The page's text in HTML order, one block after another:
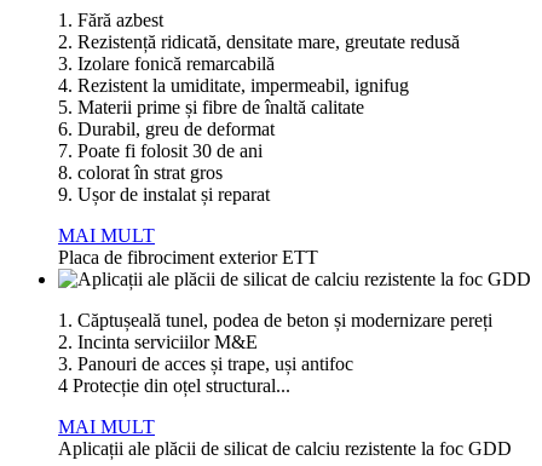
1. Fără azbest
2. Rezistență ridicată, densitate mare, greutate redusă
3. Izolare fonică remarcabilă
4. Rezistent la umiditate, impermeabil, ignifug
5. Materii prime și fibre de înaltă calitate
6. Durabil, greu de deformat
7. Poate fi folosit 30 de ani
8. colorat în strat gros
9. Ușor de instalat și reparat
MAI MULT
Placa de fibrociment exterior ETT
1. Căptușeală tunel, podea de beton și modernizare pereți
2. Incinta serviciilor M&E
3. Panouri de acces și trape, uși antifoc
4 Protecție din oțel structural...
MAI MULT
Aplicații ale plăcii de silicat de calciu rezistente la foc GDD